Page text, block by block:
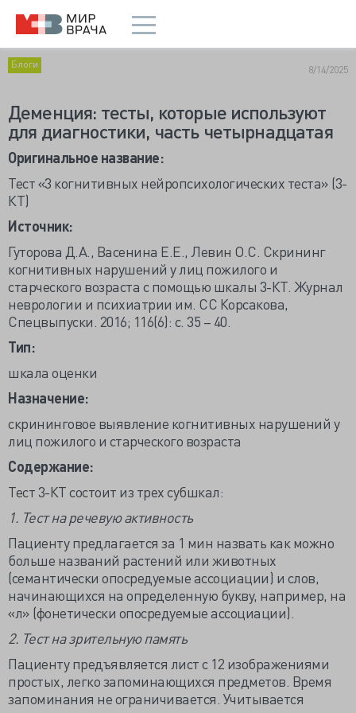
Блоги 8/14/2025
Деменция: тесты, которые используют
для диагностики, часть четырнадцатая
Оригинальное название:
Тест «3 когнитивных нейропсихологических теста» (3-
КТ)
Источник:
Гуторова Д.А., Васенина Е.Е., Левин О.С. Скрининг
когнитивных нарушений у лиц пожилого и
старческого возраста с помощью шкалы 3-КТ. Журнал
неврологии и психиатрии им. СС Корсакова,
Спецвыпуски. 2016; 116(6): c. 35 – 40.
Тип:
шкала оценки
Назначение:
скрининговое выявление когнитивных нарушений у
лиц пожилого и старческого возраста
Содержание:
Тест 3-КТ состоит из трех субшкал:
1. Тест на речевую активность
Пациенту предлагается за 1 мин назвать как можно
больше названий растений или животных
(семантически опосредуемые ассоциации) и слов,
начинающихся на определенную букву, например, на
«л» (фонетически опосредуемые ассоциации).
2. Тест на зрительную память
Пациенту предъявляется лист с 12 изображениями
простых, легко запоминающихся предметов. Время
запоминания не ограничивается. Учитывается